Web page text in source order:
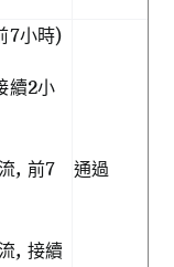
7小時)
續2小
, 前7
, 接續
通過